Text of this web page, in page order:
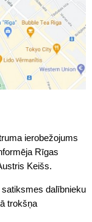
ierobežojums
Rīgas
Keišs.
dalībnieku
trokšņa